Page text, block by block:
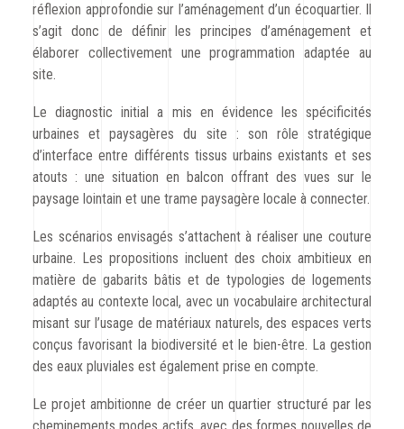
réflexion approfondie sur l’aménagement d’un écoquartier. Il
s’agit donc de définir les principes d’aménagement et
élaborer collectivement une programmation adaptée au
site.
Le diagnostic initial a mis en évidence les spécificités
urbaines et paysagères du site : son rôle stratégique
d’interface entre différents tissus urbains existants et ses
atouts : une situation en balcon offrant des vues sur le
paysage lointain et une trame paysagère locale à connecter.
Les scénarios envisagés s’attachent à réaliser une couture
urbaine. Les propositions incluent des choix ambitieux en
matière de gabarits bâtis et de typologies de logements
adaptés au contexte local, avec un vocabulaire architectural
misant sur l’usage de matériaux naturels, des espaces verts
conçus favorisant la biodiversité et le bien-être. La gestion
des eaux pluviales est également prise en compte.
Le projet ambitionne de créer un quartier structuré par les